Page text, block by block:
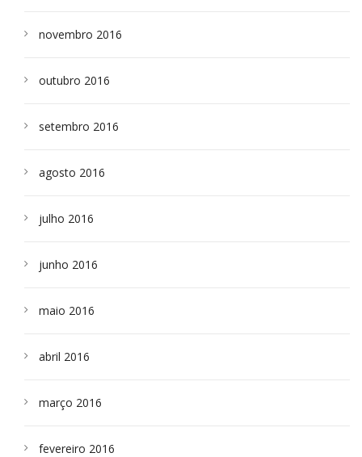
novembro 2016
outubro 2016
setembro 2016
agosto 2016
julho 2016
junho 2016
maio 2016
abril 2016
março 2016
fevereiro 2016